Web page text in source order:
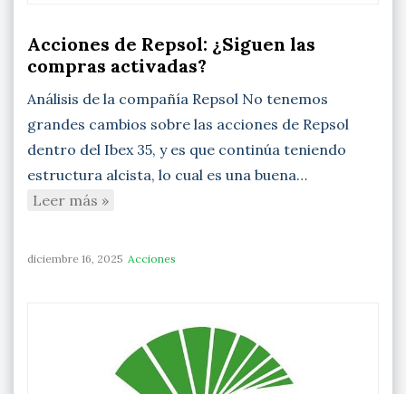
Acciones de Repsol: ¿Siguen las
compras activadas?
Análisis de la compañía Repsol No tenemos
grandes cambios sobre las acciones de Repsol
dentro del Ibex 35, y es que continúa teniendo
estructura alcista, lo cual es una buena…
Leer más »
diciembre 16, 2025 Acciones